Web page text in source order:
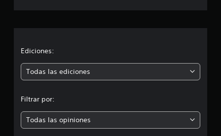
p
r
Ediciones:
Todas las ediciones
Filtrar por:
Todas las opiniones